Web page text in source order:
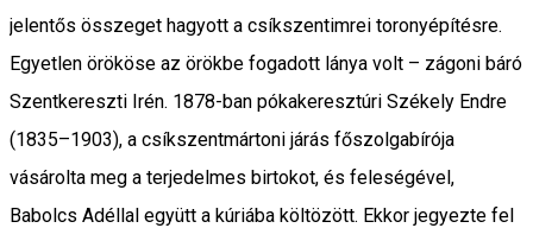
jelentős összeget hagyott a csíkszentimrei toronyépítésre.
Egyetlen örököse az örökbe fogadott lánya volt – zágoni báró
Szentkereszti Irén. 1878-ban pókakeresztúri Székely Endre
(1835–1903), a csíkszentmártoni járás főszolgabírója
vásárolta meg a terjedelmes birtokot, és feleségével,
Babolcs Adéllal együtt a kúriába költözött. Ekkor jegyezte fel